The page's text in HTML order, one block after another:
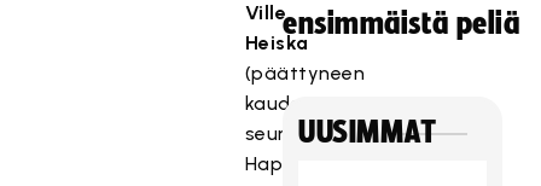
Ville
Heiska
(päättyneen
kauden
seura
Happee).
ensimmäistä peliä
UUSIMMAT